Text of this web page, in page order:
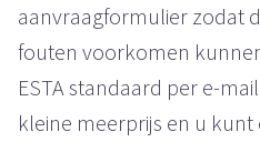
aanvraagformulier zodat
fouten voorkomen
ESTA standaard per e-
kleine meerprijs en u